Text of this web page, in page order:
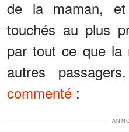
de la maman,
touchés au plus
par tout ce que la
autres
commenté :